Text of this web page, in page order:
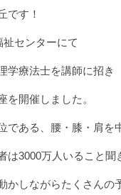
です！
センターにて
学療法士を講師に招き
を開催しました。
である、腰・膝・肩を
は3000万人いること聞
かしながらたくさんの